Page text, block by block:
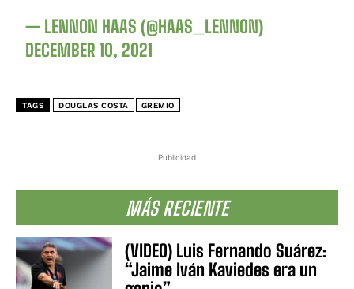
Publicidad
MÁS RECIENTE
(VIDEO) Luis Fernando Suárez:
“Jaime Iván Kaviedes era un
— LENNON HAAS (@HAAS_LENNON)
DECEMBER 10, 2021
TAGS DOUGLAS COSTA GREMIO